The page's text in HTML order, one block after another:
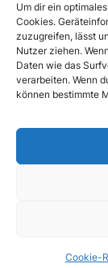
Um dir ein
Cookies.
zuzugreifen, lässt
Nutzer ziehen.
Daten wie das
verarbeiten. Wenn
können bestimmte
Cookie-
YouTube
Newsletter
RSS-Feed
RSS-Feed